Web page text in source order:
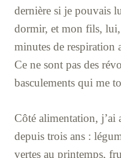
dernière si je pouvais
dormir, et mon fils, lui,
minutes de respiration
Ce ne sont pas des
basculements qui me
Côté alimentation, j’ai
depuis trois ans :
vertes au printemps,